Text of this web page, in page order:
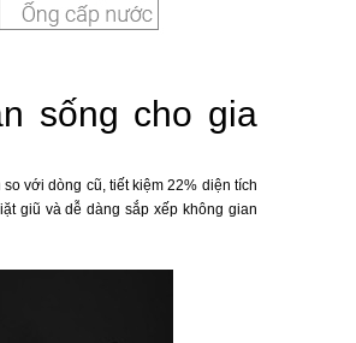
sống cho gia
với dòng cũ, tiết kiệm 22% diện tích
giũ và dễ dàng sắp xếp không gian